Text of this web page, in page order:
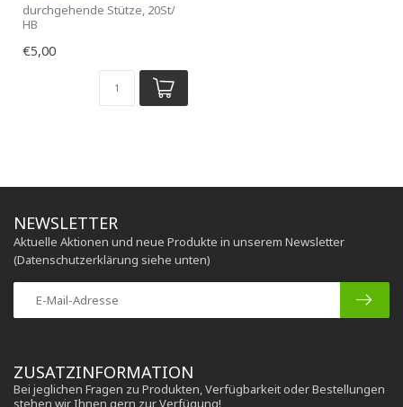
durchgehende Stütze, 20St/
HB
€5,00
ZUSATZINFORMATION
Bei jeglichen Fragen zu Produkten, Verfügbarkeit oder Bestellungen
NEWSLETTER
Aktuelle Aktionen und neue Produkte in unserem Newsletter
(Datenschutzerklärung siehe unten)